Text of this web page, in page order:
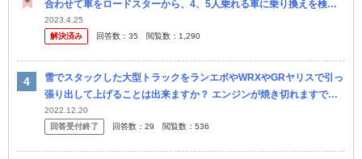
合わせて車をロードスターから、4、5人乗れる車に乗り換えを検討
しています。 そこで候補です。 ①ランクルプラド2.7 TX Lパッ...
2023.4.25
解決済み
回答数： 35 閲覧数： 1,290
雪でスタックした大型トラックをランエボやWRXやGRヤリスで引っ
張り出して上げることは出来ますか？ エンジンが焼き切れますでし
ょうか？ ランクルやパジェロやハマーに任せたほうが安全ですか？
ご...
2022.12.20
回答受付終了
回答数： 29 閲覧数： 536